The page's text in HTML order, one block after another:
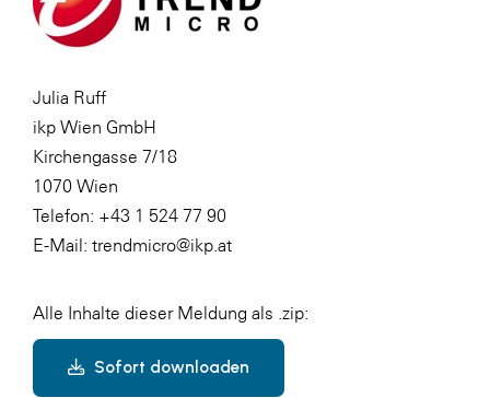
Julia Ruff
ikp Wien GmbH
Kirchengasse 7/18
1070 Wien
Telefon: +43 1 524 77 90
E-Mail: trendmicro@ikp.at
Alle Inhalte dieser Meldung als .zip:
Sofort downloaden